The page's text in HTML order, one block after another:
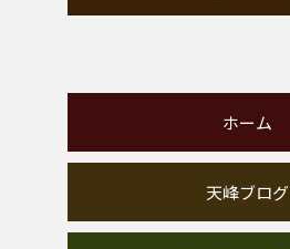
ホーム
天峰ブログ